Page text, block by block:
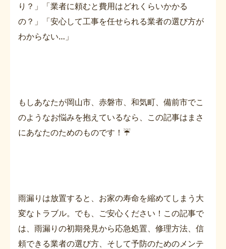
り？」「業者に頼むと費用はどれくらいかかる
の？」「安心して工事を任せられる業者の選び方が
わからない…」
もしあなたが岡山市、赤磐市、和気町、備前市でこ
のようなお悩みを抱えているなら、この記事はまさ
にあなたのためのものです！☔
雨漏りは放置すると、お家の寿命を縮めてしまう大
変なトラブル。でも、ご安心ください！この記事で
は、雨漏りの初期発見から応急処置、修理方法、信
頼できる業者の選び方、そして予防のためのメンテ